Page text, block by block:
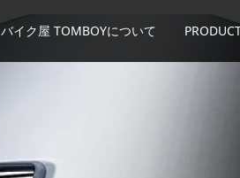
バイク屋 TOMBOYについて